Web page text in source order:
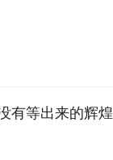
有等出来的辉煌